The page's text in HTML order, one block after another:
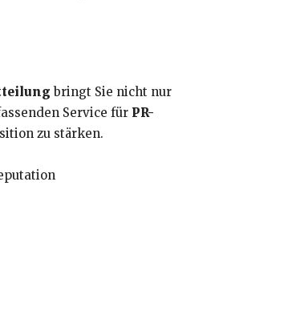
bringt Sie nicht nur
Service für PR-
zu stärken.